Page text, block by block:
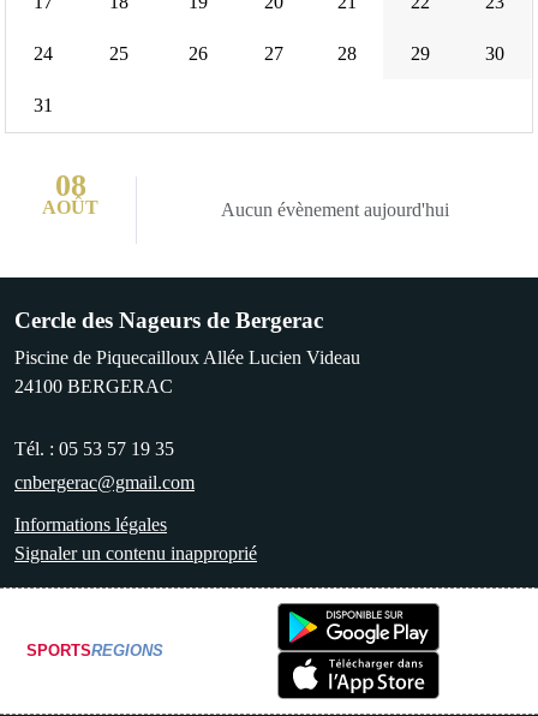
24 25 26 27 28 29 30
31
08
AOÛT Aucun évènement aujourd'hui
Cercle des Nageurs de Bergerac
Piscine de Piquecailloux Allée Lucien Videau
24100 BERGERAC
Tél. : 05 53 57 19 35
cnbergerac@gmail.com
Informations légales
Signaler un contenu inapproprié
SPORTSREGIONS